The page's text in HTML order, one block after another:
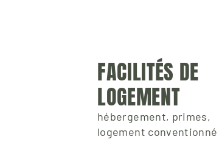
FACILITÉS DE
LOGEMENT
hébergement, primes,
logement conventionné